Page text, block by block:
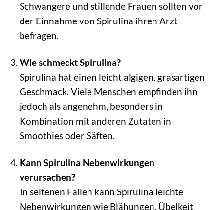
Schwangere und stillende Frauen sollten vor
der Einnahme von Spirulina ihren Arzt
befragen.
Wie schmeckt Spirulina?
Spirulina hat einen leicht algigen, grasartigen
Geschmack. Viele Menschen empfinden ihn
jedoch als angenehm, besonders in
Kombination mit anderen Zutaten in
Smoothies oder Säften.
Kann Spirulina Nebenwirkungen
verursachen?
In seltenen Fällen kann Spirulina leichte
Nebenwirkungen wie Blähungen, Übelkeit